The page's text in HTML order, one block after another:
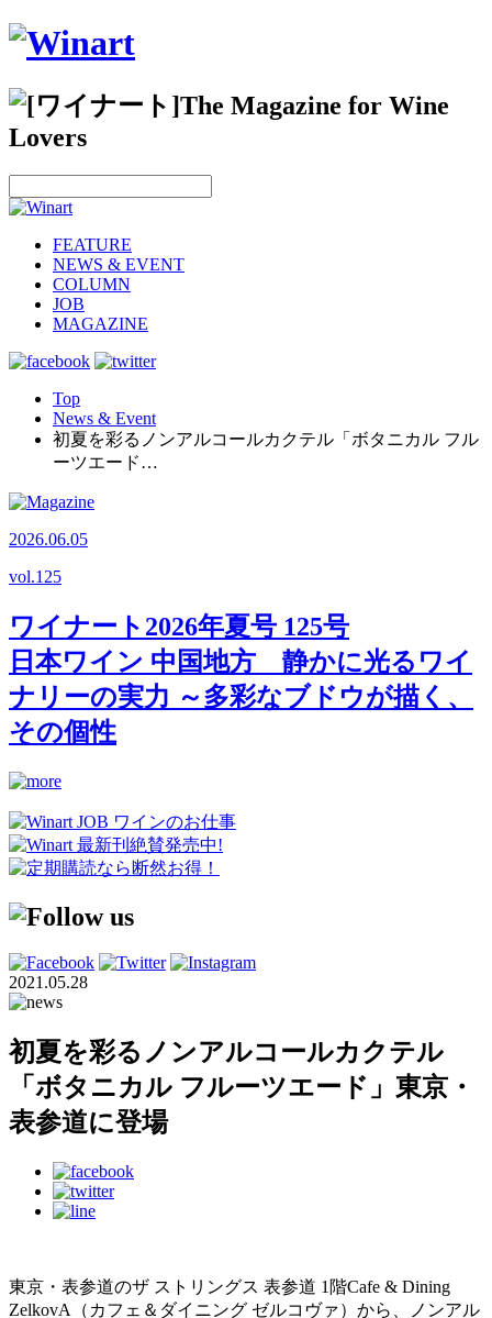
FEATURE
NEWS & EVENT
COLUMN
JOB
MAGAZINE
Top
News & Event
初夏を彩るノンアルコールカクテル「ボタニカル フル
ーツエード…
2026.06.05
vol.125
ワイナート2026年夏号 125号
日本ワイン 中国地方 静かに光るワイ
ナリーの実力 ～多彩なブドウが描く、
その個性
2021.05.28
初夏を彩るノンアルコールカクテル
「ボタニカル フルーツエード」東京・
表参道に登場
東京・表参道のザ ストリングス 表参道 1階Cafe & Dining
ZelkovA（カフェ＆ダイニング ゼルコヴァ）から、ノンアル